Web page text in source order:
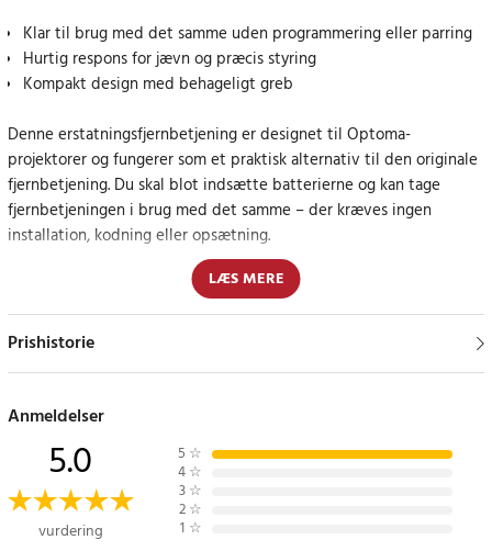
Klar til brug med det samme uden programmering eller parring
Hurtig respons for jævn og præcis styring
Kompakt design med behageligt greb
Denne erstatningsfjernbetjening er designet til Optoma-
projektorer og fungerer som et praktisk alternativ til den originale
fjernbetjening. Du skal blot indsætte batterierne og kan tage
fjernbetjeningen i brug med det samme – der kræves ingen
installation, kodning eller opsætning.
Fjernbetjeningen har hurtig respons og tydeligt placerede
knapper, som gør det nemt at styre projektorens funktioner. Det
kompakte og lette design giver et behageligt greb og gør den
Alle knapper er let tilgængelige og designet til intuitiv brug,
hvilket giver en stabil og pålidelig oplevelse ved præsentationer,
filmvisning og daglig brug.
LÆS MERE
Prishistorie
Anmeldelser
5.0
vurdering
5 ☆
4 ☆
3 ☆
2 ☆
1 ☆